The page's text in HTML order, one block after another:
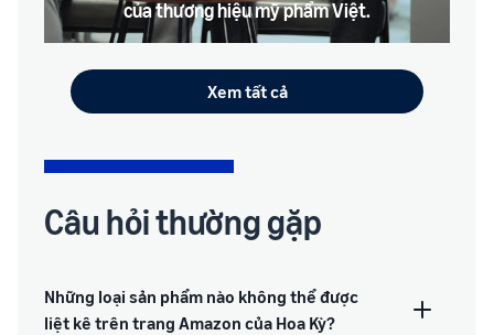
của thương hiệu mỹ phẩm Việt.
Xem tất cả
Câu hỏi thường gặp
Những loại sản phẩm nào không thể được
liệt kê trên trang Amazon của Hoa Kỳ?